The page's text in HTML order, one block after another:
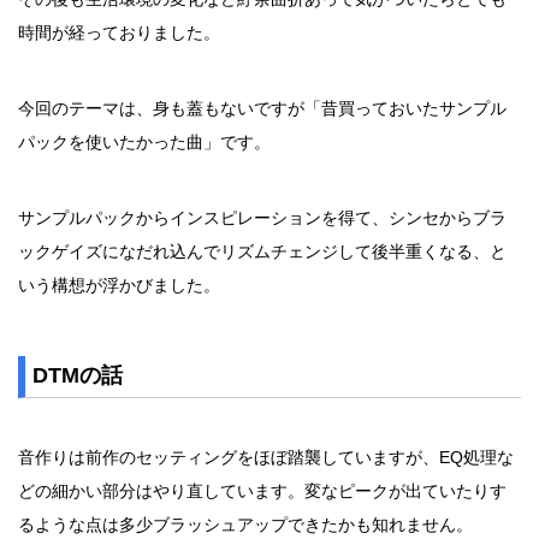
時間が経っておりました。
今回のテーマは、身も蓋もないですが「昔買っておいたサンプル
パックを使いたかった曲」です。
サンプルパックからインスピレーションを得て、シンセからブラ
ックゲイズになだれ込んでリズムチェンジして後半重くなる、と
いう構想が浮かびました。
DTMの話
音作りは前作のセッティングをほぼ踏襲していますが、EQ処理な
どの細かい部分はやり直しています。変なピークが出ていたりす
るような点は多少ブラッシュアップできたかも知れません。